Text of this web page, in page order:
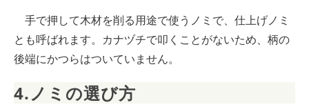
手で押して木材を削る用途で使うノミで、仕上げノミ
とも呼ばれます。カナヅチで叩くことがないため、柄の
後端にかつらはついていません。
4.ノミの選び方